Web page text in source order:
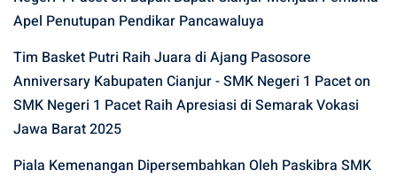
Apel Penutupan Pendikar Pancawaluya
Tim Basket Putri Raih Juara di Ajang Pasosore
Anniversary Kabupaten Cianjur - SMK Negeri 1 Paceton
SMK Negeri 1 Pacet Raih Apresiasi di Semarak Vokasi
Jawa Barat 2025
Piala Kemenangan Dipersembahkan Oleh Paskibra SMK